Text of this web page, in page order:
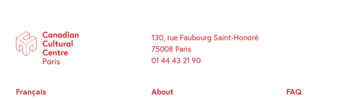
130, rue Faubourg Saint-Honoré
75008 Paris
01 44 43 21 90
About
FAQ
Français